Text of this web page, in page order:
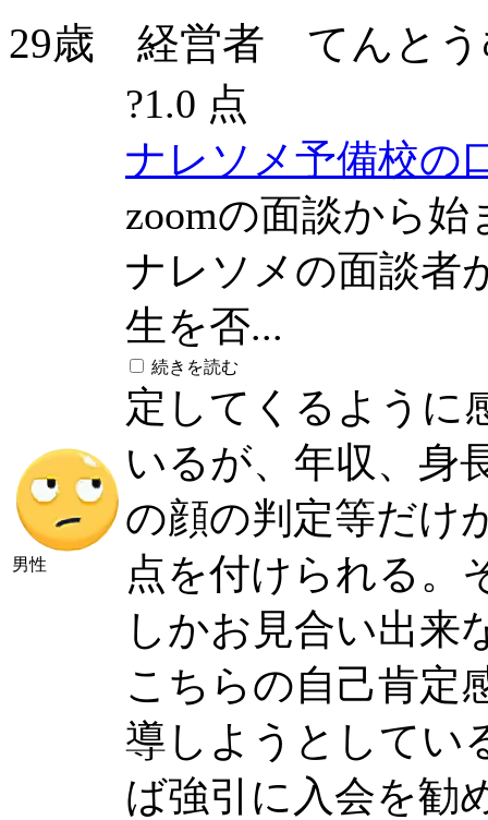
29歳 経営者 てんとう
男性
?1.0 点
ナレソメ予備校の
zoomの面談から
ナレソメの面談者
生を否...
続きを読む
定してくるように
いるが、年収、身
の顔の判定等だけ
点を付けられる。
しかお見合い出来
こちらの自己肯定
導しようとしてい
ば強引に入会を勧